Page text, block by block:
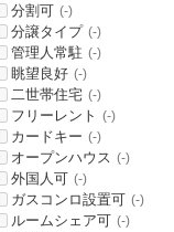
分割可 (-)
分譲タイプ (-)
管理人常駐 (-)
眺望良好 (-)
二世帯住宅 (-)
フリーレント (-)
カードキー (-)
オープンハウス (-)
外国人可 (-)
ガスコンロ設置可 (-)
ルームシェア可 (-)